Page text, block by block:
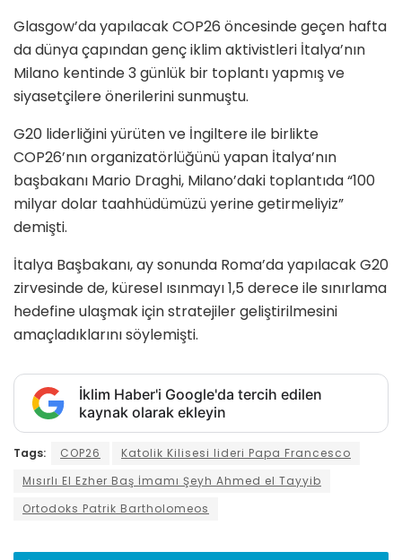
Glasgow’da yapılacak COP26 öncesinde geçen hafta
da dünya çapından genç iklim aktivistleri İtalya’nın
Milano kentinde 3 günlük bir toplantı yapmış ve
siyasetçilere önerilerini sunmuştu.
G20 liderliğini yürüten ve İngiltere ile birlikte
COP26’nın organizatörlüğünü yapan İtalya’nın
başbakanı Mario Draghi, Milano’daki toplantıda “100
milyar dolar taahhüdümüzü yerine getirmeliyiz”
demişti.
İtalya Başbakanı, ay sonunda Roma’da yapılacak G20
zirvesinde de, küresel ısınmayı 1,5 derece ile sınırlama
hedefine ulaşmak için stratejiler geliştirilmesini
amaçladıklarını söylemişti.
İklim Haber'i Google'da tercih edilen
kaynak olarak ekleyin
Tags: COP26
Katolik Kilisesi lideri Papa Francesco
Mısırlı El Ezher Baş İmamı Şeyh Ahmed el Tayyib
Ortodoks Patrik Bartholomeos